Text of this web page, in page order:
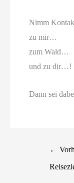
Nimm
zu mir…
zum Wald…
und zu dir…!
Dann sei
←